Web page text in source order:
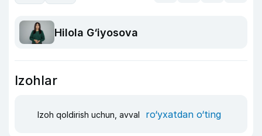
Hilola G‘iyosova
Izohlar
Izoh qoldirish uchun, avval ro‘yxatdan o‘ting